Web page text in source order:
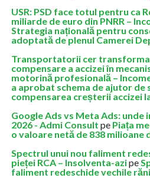
USR: PSD face totul pentru ca
miliarde de euro din PNRR –
Strategia națională pentru
adoptată de plenul Camerei
Transportatorii cer
compensare a accizei în
motorină profesională –
a aprobat schema de ajutor de
compensarea creșterii accizei
Google Ads vs Meta Ads: unde
2026 - Admi Consult pe Piața
o valoare netă de 838 milioane
Spectrul unui nou faliment
pieței RCA – Insolventa-azipe
faliment redeschide vechile